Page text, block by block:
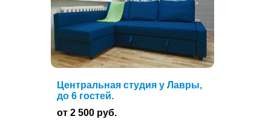
Центральная студия у Лавры,
до 6 гостей.
от 2 500 руб.